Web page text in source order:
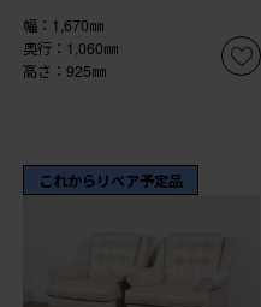
幅：1,670㎜
奥行：1,060㎜
高さ：925㎜
これからリペア予定品